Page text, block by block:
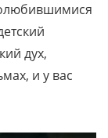
дух,
и у вас